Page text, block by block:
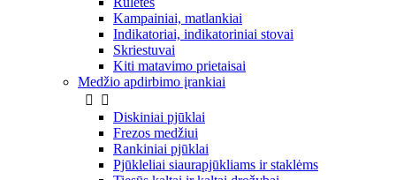
Kampainiai, matlankiai
Indikatoriai, indikatoriniai stovai
Skriestuvai
Kiti matavimo prietaisai
Medžio apdirbimo įrankiai


Diskiniai pjūklai
Frezos medžiui
Rankiniai pjūklai
Pjūkleliai siaurapjūkliams ir staklėms